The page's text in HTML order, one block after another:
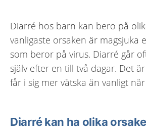
Diarré hos barn kan bero på
vanligaste orsaken är magsjuka
som beror på virus. Diarré går
själv efter en till två dagar. Det
får i sig mer vätska än vanligt
Diarré kan ha olika